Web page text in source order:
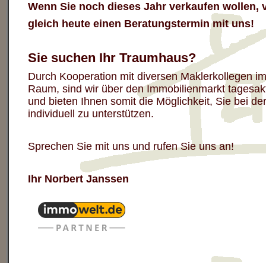
Wenn Sie noch dieses Jahr verkaufen wollen,
gleich heute einen Beratungstermin mit uns!
Sie suchen Ihr Traumhaus?
Durch Kooperation mit diversen Maklerkollegen
Raum, sind wir über den Immobilienmarkt
und bieten Ihnen somit die Möglichkeit, Sie bei
individuell zu unterstützen.
Sprechen Sie mit uns und rufen Sie uns an!
Ihr Norbert Janssen